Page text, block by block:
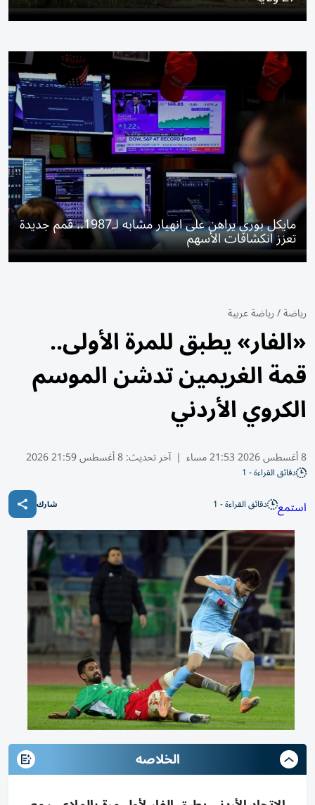
مايكل بوري يراهن على انهيار مشابه لـ1987.. قمم جديدة
تعزز انكشافات الأسهم
رياضة/رياضة عربية
«الفار» يطبق للمرة الأولى..
قمة الغريمين تدشن الموسم
الكروي الأردني
8 أغسطس 2026 21:53 مساء | آخر تحديث:8 أغسطس 21:59 2026
دقائق القراءة - 1
استمع دقائق القراءة - 1 شارك
الخلاصه